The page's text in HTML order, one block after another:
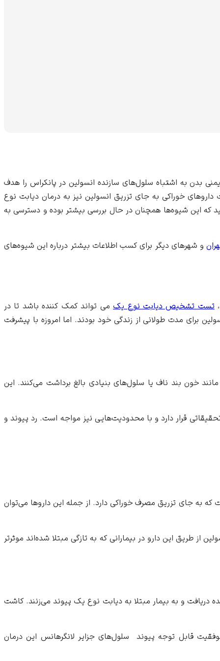
ایمنی بدن به اشتباه سلول‌های سازنده انسولین در پانکراس را هدف
خوراکی به جای تزریق انسولین نیز به درمان دیابت نوع
این شیوه‌ها همچنان در حال بررسی بیشتر بوده و دسترسی به
و شهرهای دیگر برای کسب اطلاعات بیشتر درباره این شیوه‌های
تست تشخیص دیابت نوع یکمی تواند کمک کننده باشد تا در
برای مدت طولانی از زندگی خود بودند. اما امروزه با پیشرفت
خون بند ناف یا سلول‌های بنیادی بالغ برداشت می‌کنند. این
این روش درمان هنوز در مراحل تحقیقاتی قرار دارد و با محدودیت‌هایی نیز مواجه است. رد پیوند و
داروها نوعی ویژه‌ای از انسولین است که به جای تزریق مصرف خوراکی دارد. از جمله این داروها می‌توان
مانع از حملات مکرر آن به سلول‌های پانکراس می‌گردد. درمان دیابت نوع ۱ بدون تزریق انسولین از طریق این دارو در بیمارانی که به تازگی مبتلا شده‌اند موثرتر
و به بیمار مبتلا به دیابت نوع یک پیوند می‌زنند. کاشت
می‌شود. با وجود موفقیت قابل توجه پیوند سلول‌های جزایر لانگرهانس این درمان